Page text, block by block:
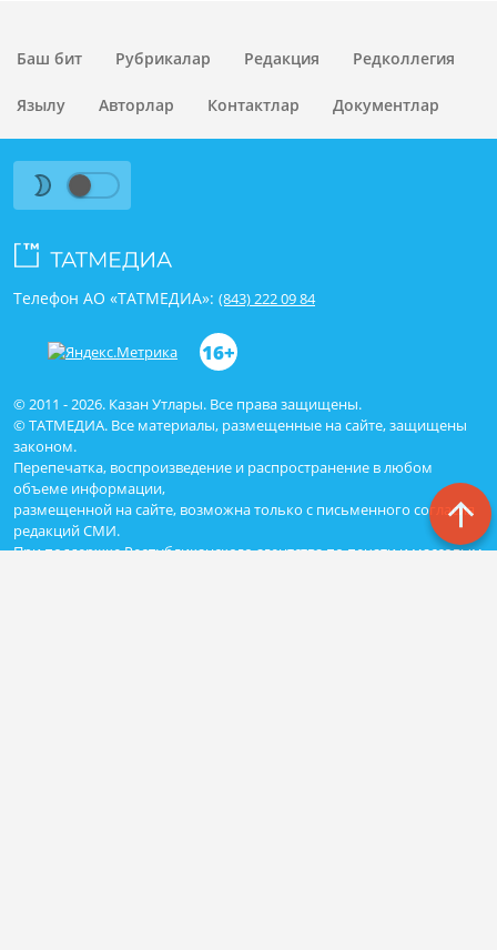
Баш бит Рубрикалар Редакция Редколлегия
Язылу Авторлар Контактлар Документлар
© 2011 - 2026. Казан Утлары. Все права защищены.
© ТАТМЕДИА. Все материалы, размещенные на сайте, защищены
законом.
Перепечатка, воспроизведение и распространение в любом
объеме информации,
размещенной на сайте, возможна только с письменного согласия
редакций СМИ.
При поддержке Республиканского агентства по печати и массовым
Телефон АО «ТАТМЕДИА»: (843) 222 09 84
16+